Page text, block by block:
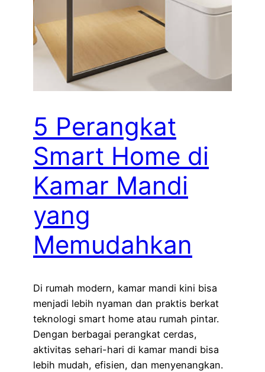
5 Perangkat
Smart Home di
Kamar Mandi
yang
Memudahkan
Di rumah modern, kamar mandi kini bisa
menjadi lebih nyaman dan praktis berkat
teknologi smart home atau rumah pintar.
Dengan berbagai perangkat cerdas,
aktivitas sehari-hari di kamar mandi bisa
lebih mudah, efisien, dan menyenangkan.